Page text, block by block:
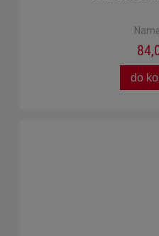
do